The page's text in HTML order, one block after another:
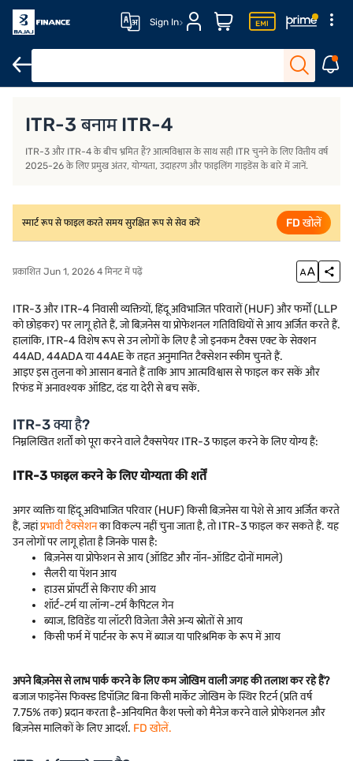
Sign In
ITR-3 बनाम ITR-4
ITR-3 और ITR-4 के बीच भ्रमित हैं? आत्मविश्वास के साथ सही ITR चुनने के लिए वित्तीय वर्ष
2025-26 के लिए प्रमुख अंतर, योग्यता, उदाहरण और फाइलिंग गाइडेंस के बारे में जानें.
स्मार्ट रूप से फाइल करते समय सुरक्षित रूप से सेव करें FD खोलें
प्रकाशित Jun 1, 2026 4 मिनट में पढ़ें
ITR-3 और ITR-4 निवासी व्यक्तियों, हिंदू अविभाजित परिवारों (HUF) और फर्मों (LLP
को छोड़कर) पर लागू होते हैं, जो बिज़नेस या प्रोफेशनल गतिविधियों से आय अर्जित करते हैं.
हालांकि, ITR-4 विशेष रूप से उन लोगों के लिए है जो इनकम टैक्स एक्ट के सेक्शन
44AD, 44ADA या 44AE के तहत अनुमानित टैक्सेशन स्कीम चुनते हैं.
आइए इस तुलना को आसान बनाते हैं ताकि आप आत्मविश्वास से फाइल कर सकें और
रिफंड में अनावश्यक ऑडिट, दंड या देरी से बच सकें.
ITR-3 क्या है?
निम्नलिखित शर्तों को पूरा करने वाले टैक्सपेयर ITR-3 फाइल करने के लिए योग्य हैं:
ITR-3 फाइल करने के लिए योग्यता की शर्तें
अगर व्यक्ति या हिंदू अविभाजित परिवार (HUF) किसी बिज़नेस या पेशे से आय अर्जित करते
हैं, जहांप्रभावी टैक्सेशनका विकल्प नहीं चुना जाता है, तो ITR-3 फाइल कर सकते हैं. यह
उन लोगों पर लागू होता है जिनके पास है:
बिज़नेस या प्रोफेशन से आय (ऑडिट और नॉन-ऑडिट दोनों मामले)
सैलरी या पेंशन आय
हाउस प्रॉपर्टी से किराए की आय
शॉर्ट-टर्म या लॉन्ग-टर्म कैपिटल गेन
ब्याज, डिविडेंड या लॉटरी विजेता जैसे अन्य स्रोतों से आय
किसी फर्म में पार्टनर के रूप में ब्याज या पारिश्रमिक के रूप में आय
अपने बिज़नेस से लाभ पार्क करने के लिए कम जोखिम वाली जगह की तलाश कर रहे हैं?
बजाज फाइनेंस फिक्स्ड डिपॉज़िट बिना किसी मार्केट जोखिम के स्थिर रिटर्न (प्रति वर्ष
7.75% तक) प्रदान करता है-अनियमित कैश फ्लो को मैनेज करने वाले प्रोफेशनल और
बिज़नेस मालिकों के लिए आदर्श. FD खोलें.